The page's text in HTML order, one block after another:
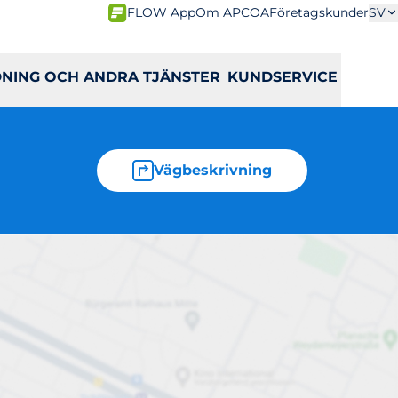
FLOW AppOm APCOAFöretagskunderSV
OCH ANDRA TJÄNSTER KUNDSERVICE
Vägbeskrivning